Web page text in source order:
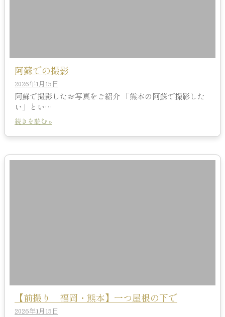
阿蘇での撮影
2026年1月15日
阿蘇で撮影したお写真をご紹介 「熊本の阿蘇で撮影した
い」とい…
続きを読む »
【前撮り 福岡・熊本】一つ屋根の下で
2026年1月15日